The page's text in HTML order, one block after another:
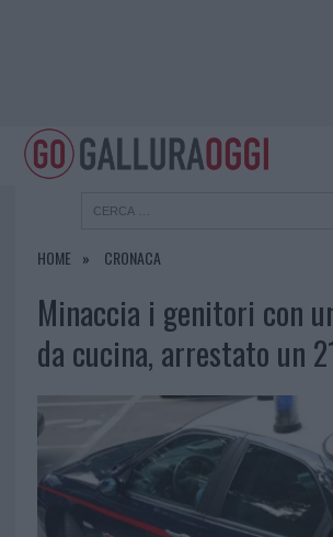
HOME CRONACA
Minaccia i genitori con
da cucina, arrestato un